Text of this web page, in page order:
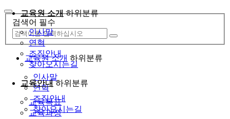
교육원 소개 하위분류
인사말
연혁
조직안내
찾아오시는길
교육안내 하위분류
교육목표
교육과정
검색어 필수
교육원 소개 하위분류
인사말
연혁
조직안내
찾아오시는길